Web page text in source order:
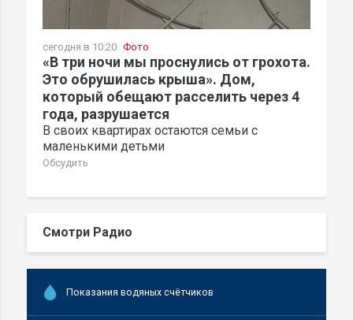
сегодня в 10:20 Фото
«В три ночи мы проснулись от грохота.
Это обрушилась крыша». Дом,
который обещают расселить через 4
года, разрушается
В своих квартирах остаются семьи с
маленькими детьми
Обсудить
Смотри Радио
Показания водяных счётчиков